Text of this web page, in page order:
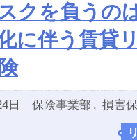
クを負うの
に伴う賃貸
日 保険事業部 , 損害